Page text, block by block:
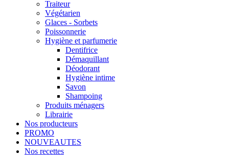
Traiteur
Végétarien
Glaces - Sorbets
Poissonnerie
Hygiène et parfumerie
Dentifrice
Démaquillant
Déodorant
Hygiène intime
Savon
Shampoing
Produits ménagers
Librairie
Nos producteurs
PROMO
NOUVEAUTES
Nos recettes